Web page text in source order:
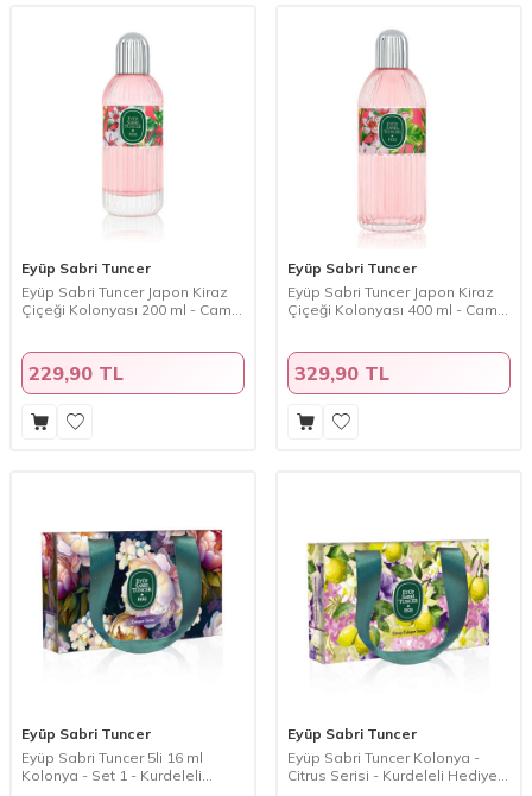
Eyüp Sabri Tuncer
Eyüp Sabri Tuncer Japon Kiraz
Çiçeği Kolonyası 200 ml - Cam
229,90 TL
Eyüp Sabri Tuncer
Eyüp Sabri Tuncer Japon Kiraz
Çiçeği Kolonyası 400 ml - Cam
329,90 TL
Eyüp Sabri Tuncer
Eyüp Sabri Tuncer 5li 16 ml
Kolonya - Set 1 - Kurdeleli
Eyüp Sabri Tuncer
Eyüp Sabri Tuncer Kolonya -
Citrus Serisi - Kurdeleli Hediye